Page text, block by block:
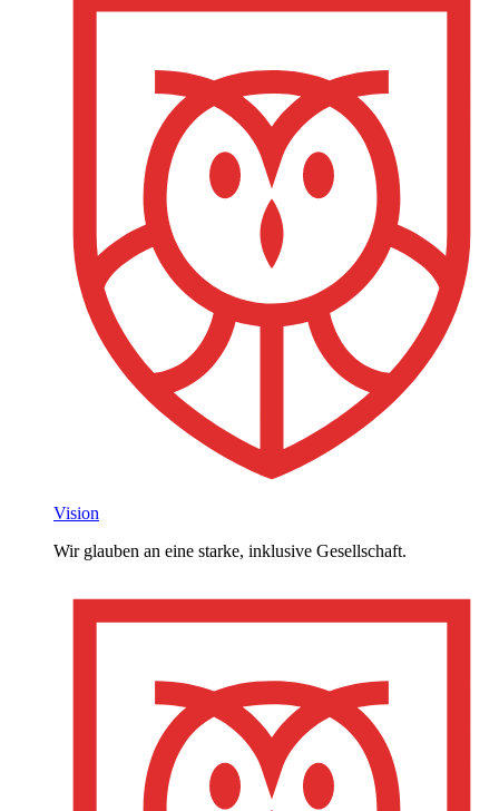
Vision
Wir glauben an eine starke, inklusive Gesellschaft.